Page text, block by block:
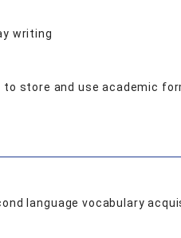
writing
store and use academic
language vocabulary